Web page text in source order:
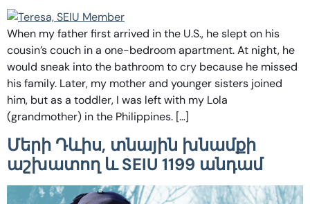
When my father first arrived in the U.S., he slept on his
cousin’s couch in a one-bedroom apartment. At night, he
would sneak into the bathroom to cry because he missed
his family. Later, my mother and younger sisters joined
him, but as a toddler, I was left with my Lola
(grandmother) in the Philippines. […]
Մերի Դևիս, տնային խնամքի
աշխատող և SEIU 1199 անդամ